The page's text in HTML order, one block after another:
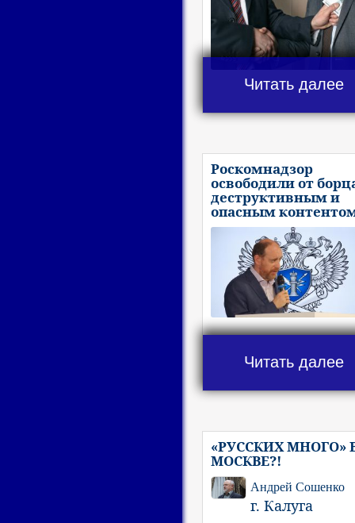
Читать далее
Роскомнадзор
освободили от
деструктивным и
опасным
Читать далее
«РУССКИХ МНОГО»
МОСКВЕ?!
Андрей Сошенко
г. Калуга